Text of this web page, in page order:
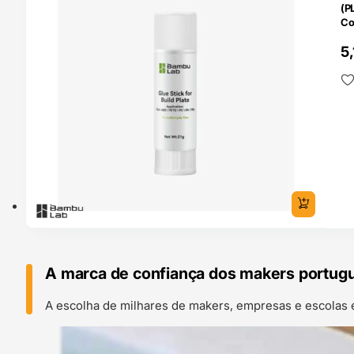
A marca de confiança dos makers
A escolha de milhares de makers, empresas e escolas